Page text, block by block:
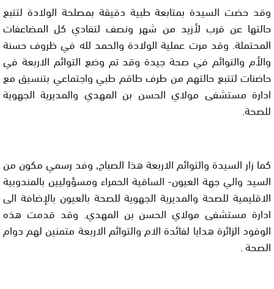
وقد حضت السيدة بمتابعة طبية دقيقة بمصلحة الولادة لتتبع
حالتها عن قرب لأزيد من شهر ونصف لتفادي كل المضاعفات
المحتملة. وقد مرت عملية الولادة والحمد لله في ظروف حسنة
والأم والتوائم في صحة جيدة وقد تم وضع التوائم الاربعة في
حاضنات لتتبع حالتهم من طرف طاقم طبي واجتماعي بتنسيق مع
ادارة مستشفى مولاي الحسن بن المهدي والمديرية الجهوية
للصحة.
كما زار السيدة والتوائم الاربعة هذا الصباح, وفد رسمي مكون من
السيد والي جهة العيون- الساقية الحمراء ومسؤوليين بالمندوبية
الاقليمية للصحة والمديرية الجهوية للصحة بالعيون بالإضافة الى
ادارة مستشفى مولاي الحسن بن المهدي. وقد قدمت هذه
الوفود الزائرة هدايا لفائدة الام والتوائم الاربعة متمنين لهم دوام
الصحة .